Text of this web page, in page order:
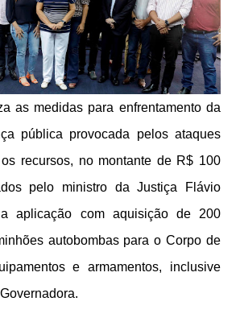
as medidas para enfrentamento da
pública provocada pelos ataques
recursos, no montante de R$ 100
pelo ministro da Justiça Flávio
aplicação com aquisição de 200
autobombas para o Corpo de
e armamentos, inclusive